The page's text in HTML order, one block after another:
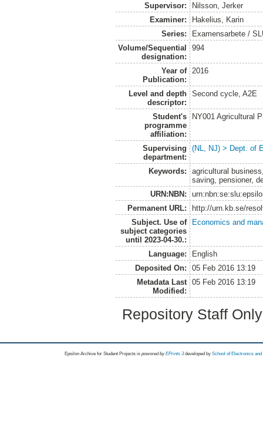
Supervisor:
Nilsson, Jerker
Examiner:
Hakelius, Karin
Series:
Examensarbete /
Volume/Sequential
designation:
994
Year of
Publication:
2016
Level and depth
descriptor:
Second cycle, A2E
Student's
programme
affiliation:
NY001 Agricultural
Supervising
department:
(NL, NJ) > Dept. of
Keywords:
agricultural
saving, pensioner,
URN:NBN:
Permanent URL:
http://urn.kb.se/
Subject. Use of
subject categories
until 2023-04-30.:
Economics and
Language:
English
Deposited On:
05 Feb 2016 13:19
Metadata Last
Modified:
05 Feb 2016 13:19
Repository Staff
Epsilon Archive for Student Projects is powored byEPrints 3 developed by School of Electronics